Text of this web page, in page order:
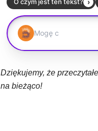
Dziękujemy, że
na bieżąco!